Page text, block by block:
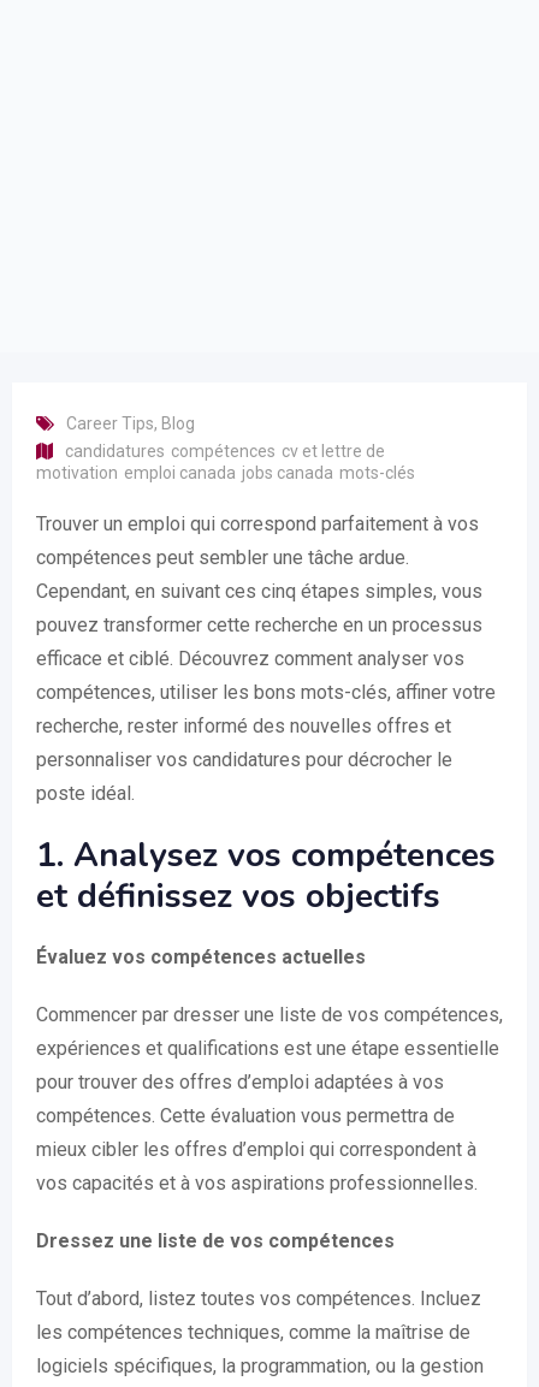
Career Tips, Blog
candidatures compétences cv et lettre de
motivation emploi canada jobs canada mots-clés
Trouver un emploi qui correspond parfaitement à vos
compétences peut sembler une tâche ardue.
Cependant, en suivant ces cinq étapes simples, vous
pouvez transformer cette recherche en un processus
efficace et ciblé. Découvrez comment analyser vos
compétences, utiliser les bons mots-clés, affiner votre
recherche, rester informé des nouvelles offres et
personnaliser vos candidatures pour décrocher le
poste idéal.
1. Analysez vos compétences
et définissez vos objectifs
Évaluez vos compétences actuelles
Commencer par dresser une liste de vos compétences,
expériences et qualifications est une étape essentielle
pour trouver des offres d’emploi adaptées à vos
compétences. Cette évaluation vous permettra de
mieux cibler les offres d’emploi qui correspondent à
vos capacités et à vos aspirations professionnelles.
Dressez une liste de vos compétences
Tout d’abord, listez toutes vos compétences. Incluez
les compétences techniques, comme la maîtrise de
logiciels spécifiques, la programmation, ou la gestion